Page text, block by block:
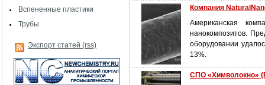
Вспененные пластики
Трубы
Экспорт статей (rss)
Компания
Американская
нанокомпозитов.
оборудовании
13%.
СПО «Химволокно»